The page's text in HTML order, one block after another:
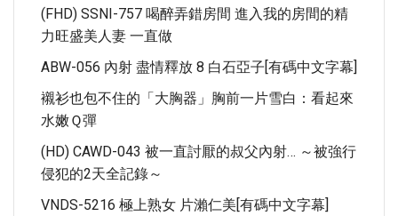
(FHD) SSNI-757 喝醉弄錯房間 進入我的房間的精
力旺盛美人妻 一直做
ABW-056 內射 盡情釋放 8 白石亞子[有碼中文字幕]
襯衫也包不住的「大胸器」胸前一片雪白：看起來
水嫩Ｑ彈
(HD) CAWD-043 被一直討厭的叔父內射… ～被強行
侵犯的2天全記錄～
VNDS-5216 極上熟女 片瀨仁美[有碼中文字幕]